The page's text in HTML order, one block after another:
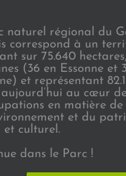
naturel régional du
correspond à un
sur 75.640
(36 en Essonne et
et représentant
au cœur
en matière
et du
et culturel.
dans le Parc !